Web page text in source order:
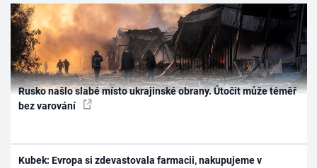
Rusko našlo slabé místo ukrajinské obrany. Útočit může téměř
bez varování
Kubek: Evropa si zdevastovala farmacii, nakupujeme v